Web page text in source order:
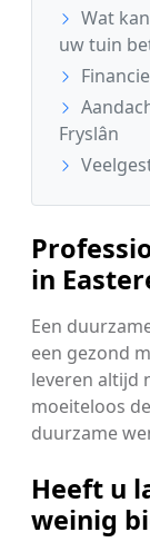
Wat
uw tuin
Fryslân
in
Een
een gezond
leveren altijd
moeiteloos
duurzame
Heeft u
weinig